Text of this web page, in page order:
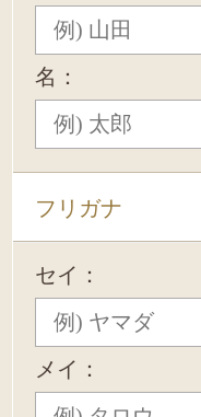
名：
フリガナ
セイ：
メイ：